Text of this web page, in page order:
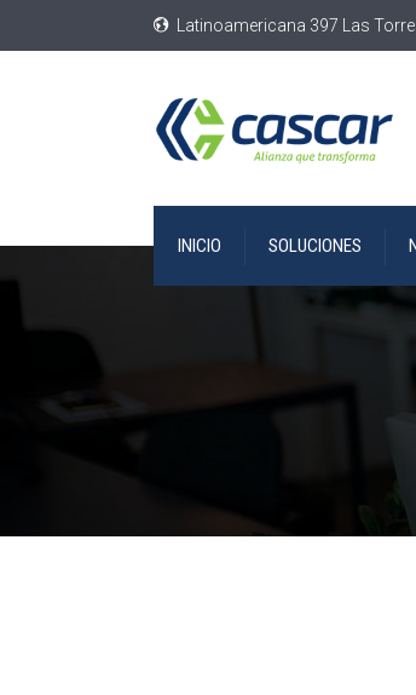
Latinoamericana 397 Las
INICIO SOLUCIONES